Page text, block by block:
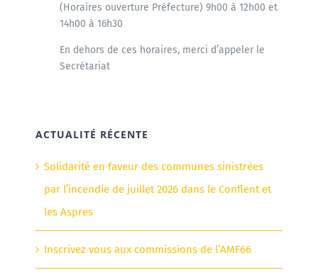
(Horaires ouverture Préfecture) 9h00 à 12h00 et
14h00 à 16h30
En dehors de ces horaires, merci d’appeler le
Secrétariat
ACTUALITÉ RÉCENTE
Solidarité en faveur des communes sinistrées
par l’incendie de juillet 2026 dans le Conflent et
les Aspres
Inscrivez vous aux commissions de l’AMF66